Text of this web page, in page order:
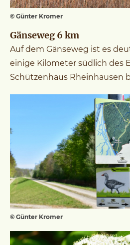
© Günter Kromer
Gänseweg 6 km
Auf dem Gänseweg ist es
einige Kilometer südlich des
Schützenhaus Rheinhausen
© Günter Kromer